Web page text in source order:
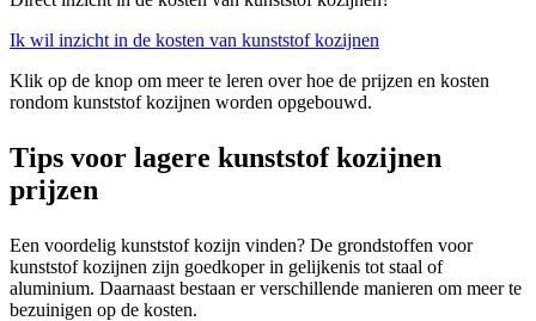
Ik wil inzicht in de kosten van kunststof kozijnen
Klik op de knop om meer te leren over hoe de prijzen en kosten
rondom kunststof kozijnen worden opgebouwd.
Tips voor lagere kunststof kozijnen
prijzen
Een voordelig kunststof kozijn vinden? De grondstoffen voor
kunststof kozijnen zijn goedkoper in gelijkenis tot staal of
aluminium. Daarnaast bestaan er verschillende manieren om meer te
bezuinigen op de kosten.